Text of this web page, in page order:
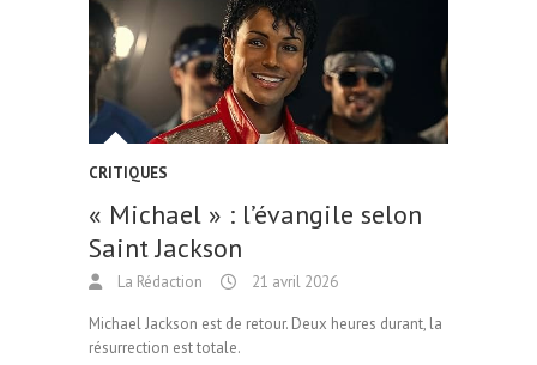
CRITIQUES
« Michael » : l’évangile selon
Saint Jackson
La Rédaction 21 avril 2026
Michael Jackson est de retour. Deux heures durant, la
résurrection est totale.